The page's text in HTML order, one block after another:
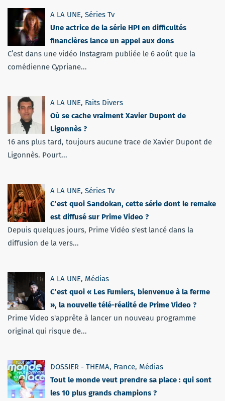
A LA UNE, Séries Tv
Une actrice de la série HPI en difficultés
financières lance un appel aux dons
C’est dans une vidéo Instagram publiée le 6 août que la
comédienne Cypriane...
A LA UNE, Faits Divers
Où se cache vraiment Xavier Dupont de
Ligonnès ?
16 ans plus tard, toujours aucune trace de Xavier Dupont de
Ligonnès. Pourt...
A LA UNE, Séries Tv
C’est quoi Sandokan, cette série dont le remake
est diffusé sur Prime Video ?
Depuis quelques jours, Prime Vidéo s'est lancé dans la
diffusion de la vers...
A LA UNE, Médias
C’est quoi « Les Fumiers, bienvenue à la ferme
», la nouvelle télé-réalité de Prime Video ?
Prime Video s'apprête à lancer un nouveau programme
original qui risque de...
DOSSIER - THEMA, France, Médias
Tout le monde veut prendre sa place : qui sont
les 10 plus grands champions ?